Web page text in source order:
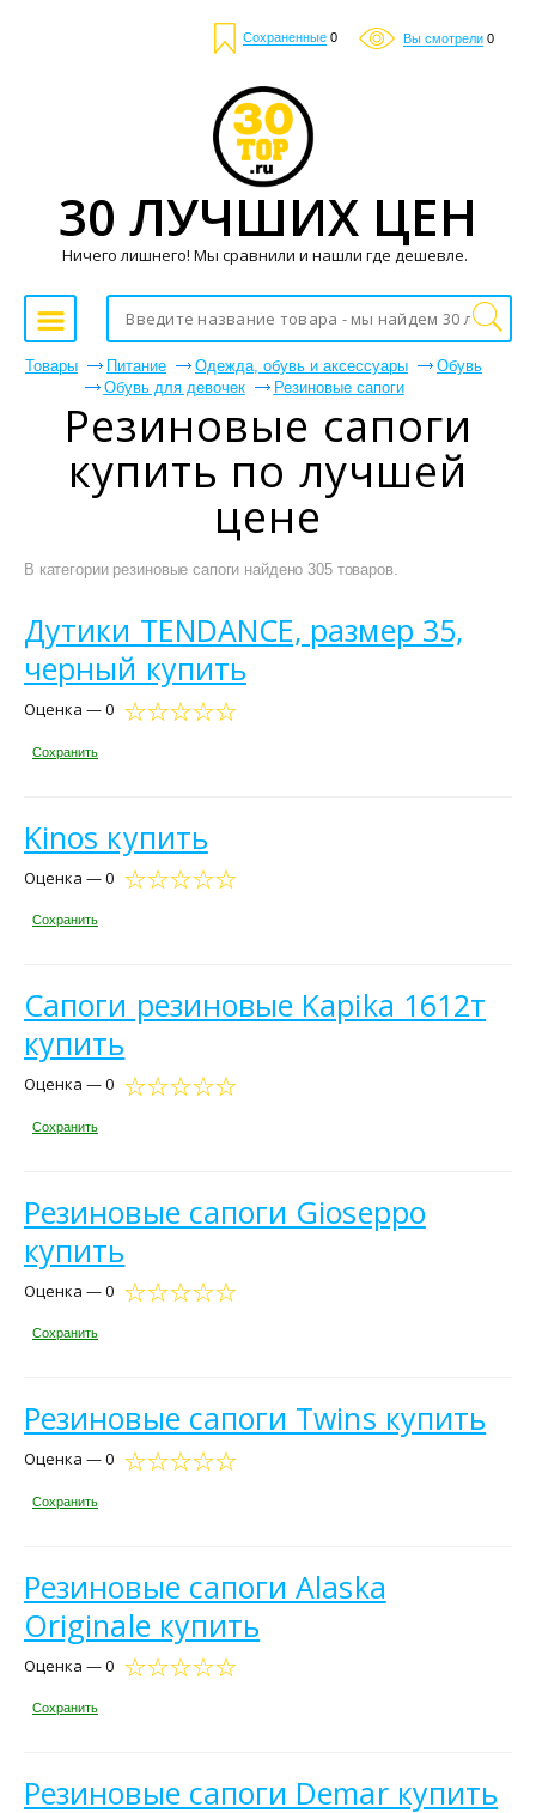
Сохраненные 0 Вы смотрели 0
Товары Питание Одежда, обувь и аксессуары
Обувь
Обувь для девочек
Резиновые сапоги
Резиновые сапоги
купить по лучшей
цене
В категории резиновые сапоги найдено 305 товаров.
Дутики TENDANCE, размер 35,
черный купить
Оценка — 0
Сохранить
Kinos купить
Оценка — 0
Сохранить
Сапоги резиновые Kapika 1612т
купить
Оценка — 0
Сохранить
Резиновые сапоги Gioseppo
купить
Оценка — 0
Сохранить
Резиновые сапоги Twins купить
Оценка — 0
Сохранить
Резиновые сапоги Alaska
Originale купить
Оценка — 0
Сохранить
Резиновые сапоги Demar купить
30 ЛУЧШИХ ЦЕН
Ничего лишнего! Мы сравнили и нашли где дешевле.